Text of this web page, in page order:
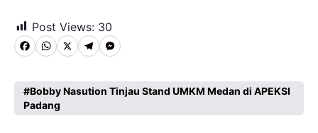
Post Views: 30
F
c
e
W
a
t
X T
l
e
M
s
s
Bobby Nasution Tinjau Stand UMKM Medan di APEKSI
Padang